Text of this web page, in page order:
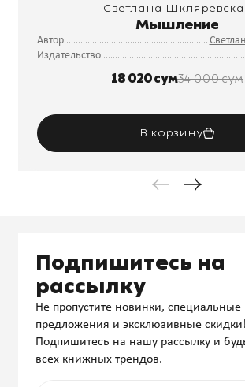
Светлана
Мышление
Автор
Издательство
18 020 сум34 000 сум
В корзину
Подпишитесь на
рассылку
Не пропустите новинки, специальные
предложения и эксклюзивные скидки!
Подпишитесь на нашу рассылку и
всех книжных трендов.